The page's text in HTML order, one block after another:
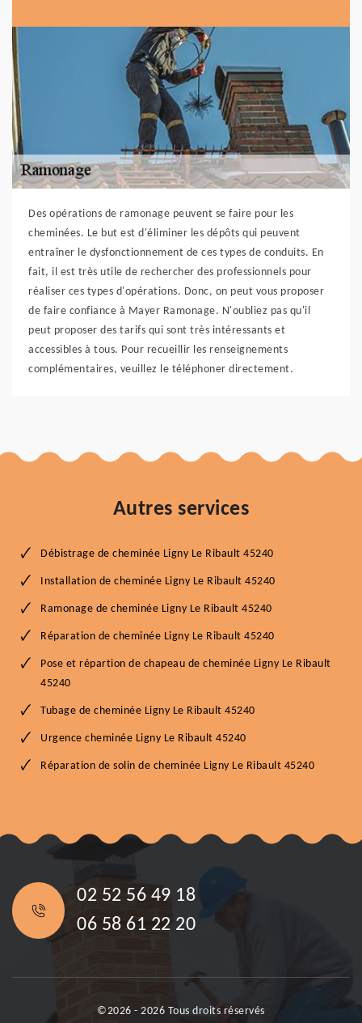
Des opérations de ramonage peuvent se faire pour les
cheminées. Le but est d'éliminer les dépôts qui peuvent
entraîner le dysfonctionnement de ces types de conduits. En
fait, il est très utile de rechercher des professionnels pour
réaliser ces types d'opérations. Donc, on peut vous proposer
de faire confiance à Mayer Ramonage. N'oubliez pas qu'il
peut proposer des tarifs qui sont très intéressants et
accessibles à tous. Pour recueillir les renseignements
complémentaires, veuillez le téléphoner directement.
Autres services
Débistrage de cheminée Ligny Le Ribault 45240
Installation de cheminée Ligny Le Ribault 45240
Ramonage de cheminée Ligny Le Ribault 45240
Réparation de cheminée Ligny Le Ribault 45240
Pose et répartion de chapeau de cheminée Ligny Le Ribault
45240
Tubage de cheminée Ligny Le Ribault 45240
Urgence cheminée Ligny Le Ribault 45240
Réparation de solin de cheminée Ligny Le Ribault 45240
02 52 56 49 18
06 58 61 22 20
©2026 - 2026 Tous droits réservés